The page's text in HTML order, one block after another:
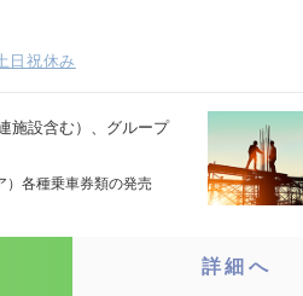
日祝休み
施設含む）、グループ
）各種乗車券類の発売
詳細へ